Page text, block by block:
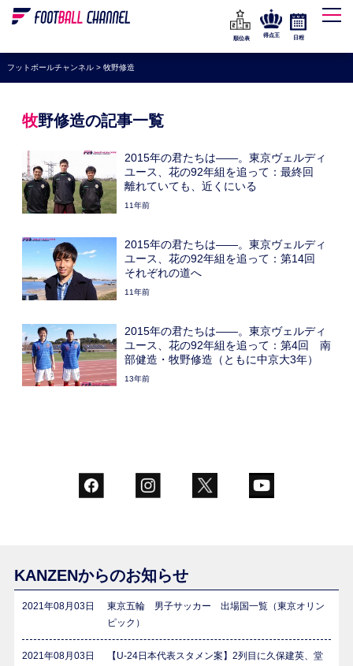
WEリーグ
海外サッカー
プレミアリーグ
ラ・リーガ
ブンデスリーガ
UEFA
高校サッカー
動画
順位表
得点王 日程
フットボールチャンネル> 牧野修造
牧野修造の記事一覧
2015年の君たちは――。東京ヴェルディ
ユース、花の92年組を追って：最終回
離れていても、近くにいる
11年前
2015年の君たちは――。東京ヴェルディ
ユース、花の92年組を追って：第14回
それぞれの道へ
11年前
2015年の君たちは――。東京ヴェルディ
ユース、花の92年組を追って：第4回 南
部健造・牧野修造（ともに中京大3年）
13年前
KANZENからのお知らせ
2021年08月03日
東京五輪 男子サッカー 出場国一覧（東京オリン
ピック）
2021年08月03日
【U-24日本代表スタメン案】2列目に久保建英、堂